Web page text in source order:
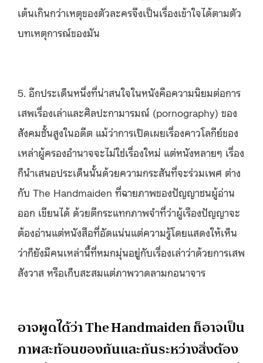
เต้นเกินกว่าเหตุของตัวละครจึงเป็นเรื่องเข้าใจได้ตามตัว
บทเหตุการณ์ของมัน
5. อีกประเด็นหนึ่งที่น่าสนใจในหนังคือความนิยมต่อการ
เสพเรื่องเล่าและศิลปะกามารมณ์ (pornography) ของ
สังคมชั้นสูงในอดีต แม้ว่าการเปิดเผยเรื่องคาวโลกีย์ของ
เหล่าผู้ครองอำนาจจะไม่ใช่เรื่องใหม่ แต่หนังหลายๆ เรื่อง
ก็นำเสนอประเด็นนั้นด้วยความกระสันที่จะร่วมเพศ ต่าง
กับ The Handmaiden ที่ฉายภาพของปัญญาชนผู้อ่าน
ออก เขียนได้ ด้วยตีกระแทกภาพจำที่ว่าผู้เรืองปัญญาจะ
ต้องอ่านแต่หนังสือที่อัดแน่นแต่ความรู้โดยแสดงให้เห็น
ว่าก็ยังมีคนเหล่านี้ที่หมกมุ่นอยู่กับเรื่องเล่าว่าด้วยการเสพ
สังวาส หรือเก็บสะสมแต่ภาพวาดลามกอนาจาร
อาจพูดได้ว่า The Handmaiden ก็อาจเป็น
ภาพสะท้อนของกันและกันระหว่างสิ่งต้อง